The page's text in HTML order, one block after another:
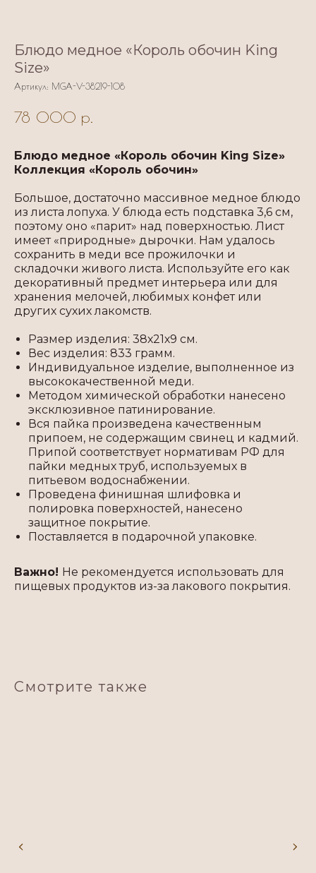
Блюдо медное «Король обочин King
Size»
Артикул: MGA-V-38219-108
78 000 р.
Блюдо медное «Король обочин King Size»
Коллекция «Король обочин»
Большое, достаточно массивное медное блюдо
из листа лопуха. У блюда есть подставка 3,6 см,
поэтому оно «парит» над поверхностью. Лист
имеет «природные» дырочки. Нам удалось
сохранить в меди все прожилочки и
складочки живого листа. Используйте его как
декоративный предмет интерьера или для
хранения мелочей, любимых конфет или
других сухих лакомств.
Размер изделия: 38х21х9 см.
Вес изделия: 833 грамм.
Индивидуальное изделие, выполненное из
высококачественной меди.
Методом химической обработки нанесено
эксклюзивное патинирование.
Вся пайка произведена качественным
припоем, не содержащим свинец и кадмий.
Припой соответствует нормативам РФ для
пайки медных труб, используемых в
питьевом водоснабжении.
Проведена финишная шлифовка и
полировка поверхностей, нанесено
защитное покрытие.
Поставляется в подарочной упаковке.
Важно! Не рекомендуется использовать для
пищевых продуктов из-за лакового покрытия.
Смотрите также